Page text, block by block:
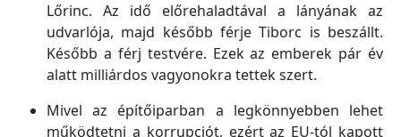
Lőrinc. Az idő előrehaladtával a lányának az
udvarlója, majd később férje Tiborc is beszállt.
Később a férj testvére. Ezek az emberek pár év
alatt milliárdos vagyonokra tettek szert.
Mivel az építőiparban a legkönnyebben lehet
működtetni a korrupciót, ezért az EU-tól kapott